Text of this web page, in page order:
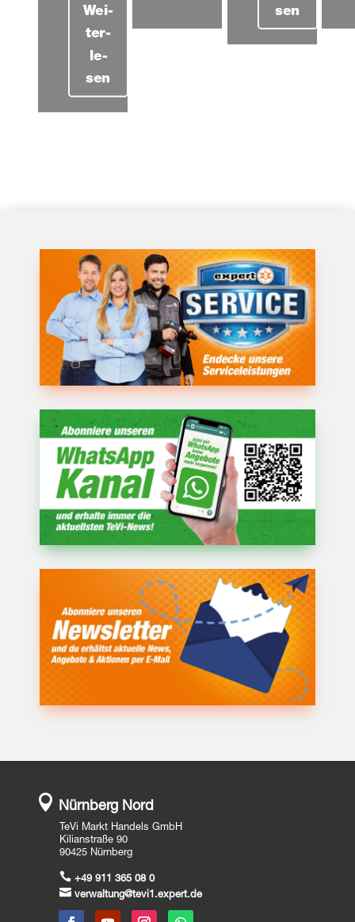
Wei­
ter­
le­
sen
sen
 Nürnberg Nord
TeVi Markt Handels GmbH
Kilianstraße 90
90425 Nürnberg
 +49 911 365 08 0
 verwaltung@tevi1.expert.de